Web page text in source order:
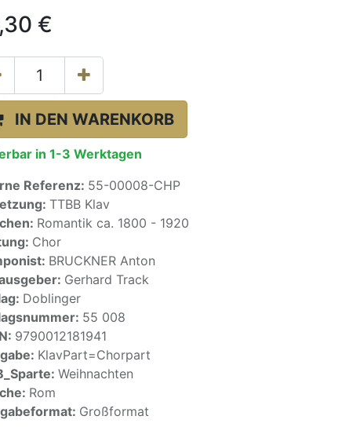
€
IN DEN WARENKORB
in 1-3 Werktagen
Referenz: 55-00008-CHP
TTBB Klav
Romantik ca. 1800 - 1920
Chor
BRUCKNER Anton
Gerhard Track
Doblinger
55 008
9790012181941
KlavPart=Chorpart
Weihnachten
Rom
Großformat